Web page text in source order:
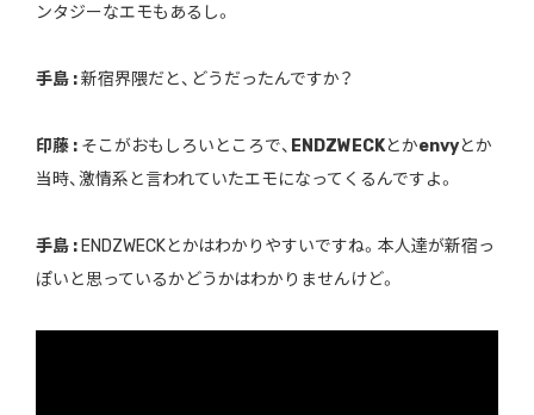
ンタジーなエモもあるし。
手島 :新宿界隈だと、どうだったんですか？
印藤 :そこがおもしろいところで、 ENDZWECKとかenvyとか
当時、激情系と言われていたエモになってくるんですよ。
手島 : ENDZWECKとかはわかりやすいですね。本人達が新宿っ
ぽいと思っているかどうかはわかりませんけど。